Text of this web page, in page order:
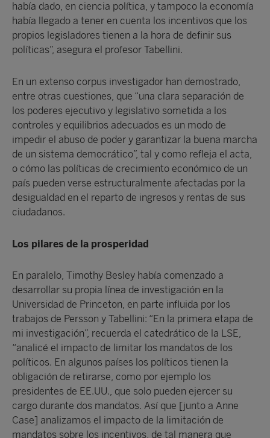
había dado, en ciencia política, y tampoco la economía
había llegado a tener en cuenta los incentivos que los
propios legisladores tienen a la hora de definir sus
políticas”, asegura el profesor Tabellini.
En un extenso corpus investigador han demostrado,
entre otras cuestiones, que “una clara separación de
los poderes ejecutivo y legislativo sometida a los
controles y equilibrios adecuados es un modo de
impedir el abuso de poder y garantizar la buena marcha
de un sistema democrático”, tal y como refleja el acta,
o cómo las políticas de crecimiento económico de un
país pueden verse estructuralmente afectadas por la
desigualdad en el reparto de ingresos y rentas de sus
ciudadanos.
Los pilares de la prosperidad
En paralelo, Timothy Besley había comenzado a
desarrollar su propia línea de investigación en la
Universidad de Princeton, en parte influida por los
trabajos de Persson y Tabellini: “En la primera etapa de
mi investigación”, recuerda el catedrático de la LSE,
“analicé el impacto de limitar los mandatos de los
políticos. En algunos países los políticos tienen la
obligación de retirarse, como por ejemplo los
presidentes de EE.UU., que solo pueden ejercer su
cargo durante dos mandatos. Así que [junto a Anne
Case] analizamos el impacto de la limitación de
mandatos sobre los incentivos, de tal manera que